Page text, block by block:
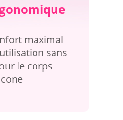
maximal
sans
le corps